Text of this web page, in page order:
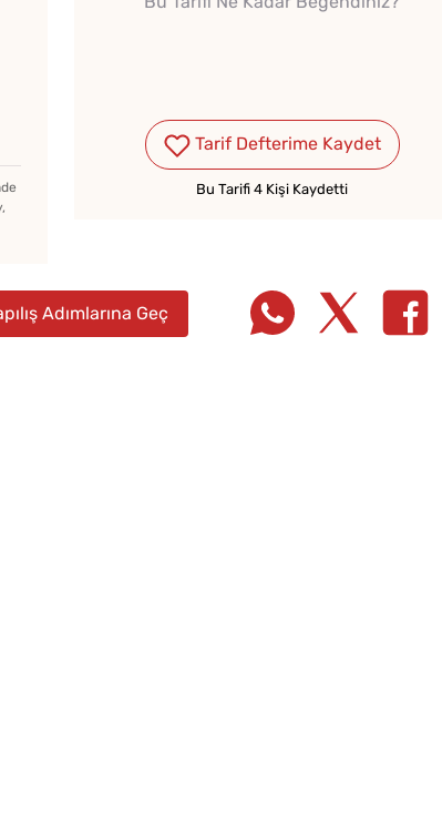
Tarif Defterime Kaydet
Bu Tarifi 4 Kişi Kaydetti
Adımlarına Geç
Kışlık Domates
Konservesi Kaç Dakika
Hamlede Soymanın Basit
Hilesi
Van